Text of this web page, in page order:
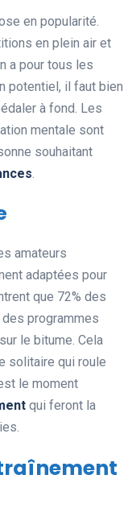
en popularité.
en plein air et
a pour tous les
potentiel, il faut bien
à fond. Les
mentale sont
souhaitant
.
amateurs
adaptées pour
que 72% des
programmes
le bitume. Cela
solitaire qui roule
le moment
qui feront la